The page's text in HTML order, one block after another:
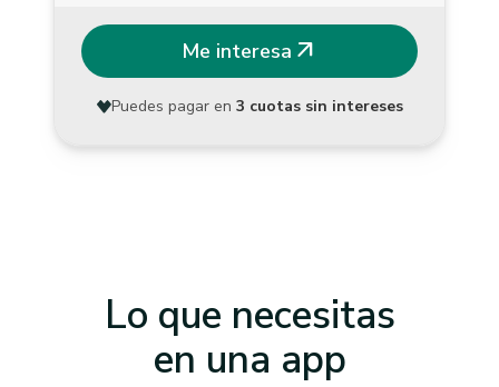
Me interesa arrow_outward
Puedes pagar en 3 cuotas sin intereses
Lo que necesitas
en una app